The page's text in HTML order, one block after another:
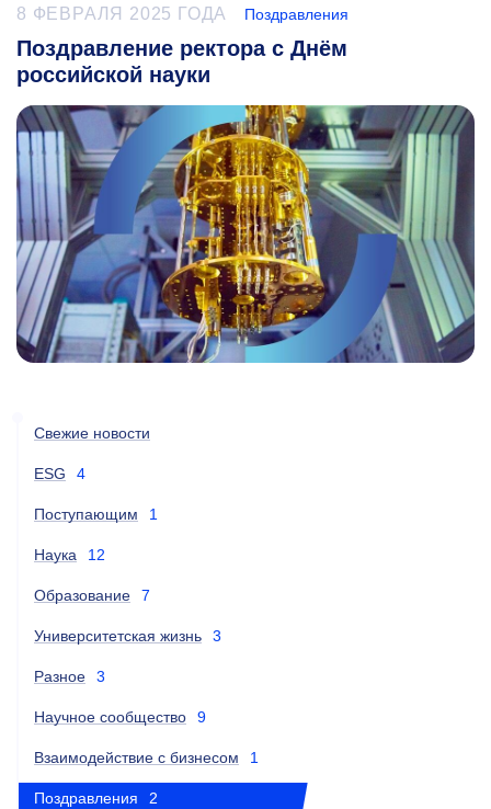
8 ФЕВРАЛЯ 2025 ГОДА Поздравления
Поздравление ректора с Днём
российской науки
Свежие новости
ESG 4
Поступающим 1
Наука 12
Образование 7
Университетская жизнь 3
Разное 3
Научное сообщество 9
Взаимодействие с бизнесом 1
Поздравления 2